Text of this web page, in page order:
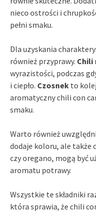
nieco ostrości i
pełni smaku.
Dla uzyskania
również przyprawy. Chili
wyrazistości, podczas
i ciepło. Czosnek to
aromatyczny chili con
smaku.
Warto również
dodaje koloru, ale także
czy oregano, mogą być
aromatu potrawy.
Wszystkie te składniki
która sprawia, że chili